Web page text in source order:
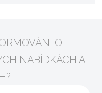
O
NABÍDKÁCH A